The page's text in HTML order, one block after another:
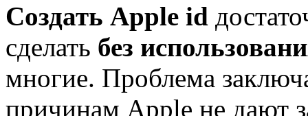
Создать Apple id
сделать без
многие. Проблема
причинам Apple не дают